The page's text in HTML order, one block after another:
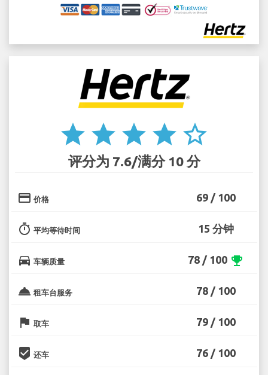
star star star star star_border
评分为 7.6/满分 10 分
credit_card 价格 69 / 100
timer 平均等待时间 15 分钟
directions_car 车辆质量 78 / 100 emoji_events
room_service 租车台服务 78 / 100
flag 取车 79 / 100
beenhere 还车 76 / 100